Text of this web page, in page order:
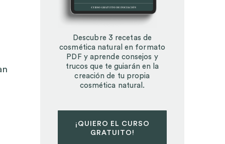
Descubre 3 recetas de
cosmética natural en formato
PDF y aprende consejos y
trucos que te guiarán en la
creación de tu propia
cosmética natural.
¡QUIERO EL CURSO
GRATUITO!